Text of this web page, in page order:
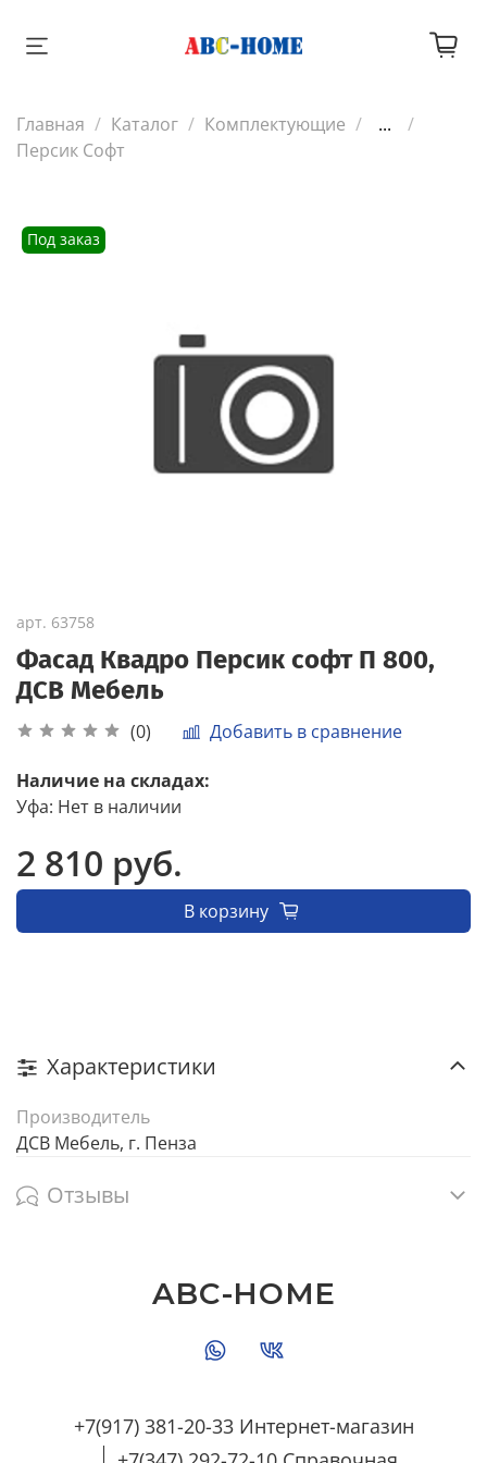
Главная Каталог Комплектующие
...
Персик Софт
Под заказ
арт. 63758
Фасад Квадро Персик софт П 800,
ДСВ Мебель
(0) Добавить в сравнение
Наличие на складах:
Уфа: Нет в наличии
2 810 руб.
В корзину
Характеристики
Производитель
ДСВ Мебель, г. Пенза
Отзывы
+7(917) 381-20-33 Интернет-магазин
ABC-HOME